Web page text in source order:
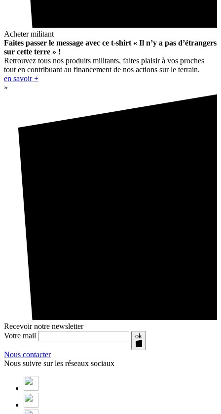
Acheter militant
Faites passer le message avec ce t-shirt « Il n’y a pas d’étrangers
sur cette terre » !
Retrouvez tous nos produits militants, faites plaisir à vos proches
tout en contribuant au financement de nos actions sur le terrain.
en savoir +
»
Recevoir notre newsletter
Votre mail
ok
Nous contacter
Nous suivre sur les réseaux sociaux